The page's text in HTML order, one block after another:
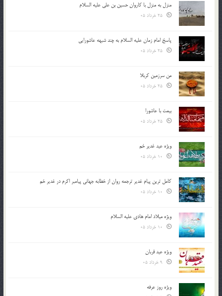
منزل به منزل با کاروان حسین بن علی علیه السلام
پاسخ امام زمان علیه السلام به چند شبهه عاشورایی
من سرزمین کربلا
بیعت با عاشورا
ویژه عید غدیر خم
کامل ترین پیام غدیر ترجمه روان از خطابه جهانی پیامبر اکرم در غدیر خم
ویژه میلاد امام هادی علیه السلام
ویژه عید قربان
ویژه روز عرفه